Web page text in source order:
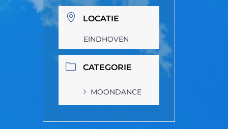
LOCATIE
EINDHOVEN
CATEGORIE
MOONDANCE